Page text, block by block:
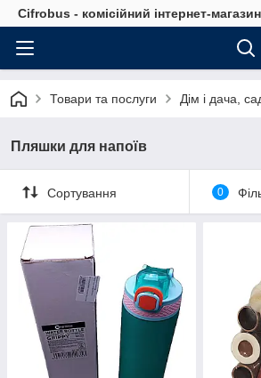
Cifrobus - комiсiйний iнтернет-
Товари та послуги Дім і дача,
Пляшки для напоїв
Сортування 0